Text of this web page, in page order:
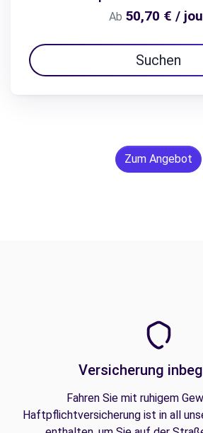
Ab 50,70 € /
Suchen
Zum Angebot
Versicherung
Fahren Sie mit ruhigem
Haftpflichtversicherung ist in all